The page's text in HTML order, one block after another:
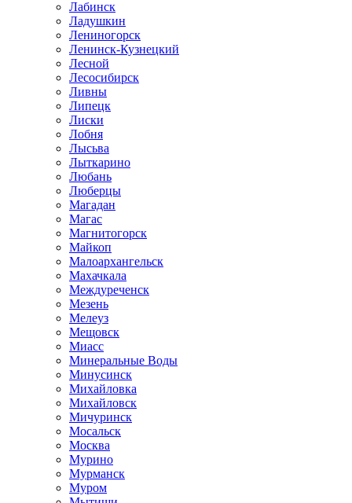
Лабинск
Ладушкин
Лениногорск
Ленинск-Кузнецкий
Лесной
Лесосибирск
Ливны
Липецк
Лиски
Лобня
Лысьва
Лыткарино
Любань
Люберцы
Магадан
Магас
Магнитогорск
Майкоп
Малоархангельск
Махачкала
Междуреченск
Мезень
Мелеуз
Мещовск
Миасс
Минеральные Воды
Минусинск
Михайловка
Михайловск
Мичуринск
Мосальск
Москва
Мурино
Мурманск
Муром